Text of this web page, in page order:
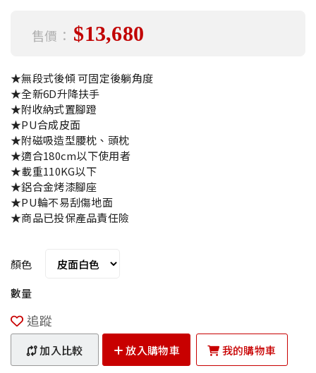
售價： $13,680
★無段式後傾 可固定後躺角度
★全新6D升降扶手
★附收納式置腳蹬
★PU合成皮面
★附磁吸造型腰枕、頭枕
★適合180cm以下使用者
★載重110KG以下
★鋁合金烤漆腳座
★PU輪不易刮傷地面
★商品已投保產品責任險
顏色
數量
追蹤
加入比較 放入購物車 我的購物車